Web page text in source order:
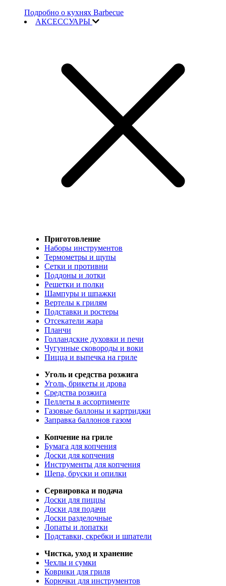
Подробно о кухнях Barbecue
АКСЕССУАРЫ
Приготовление
Наборы инструментов
Термометры и щупы
Сетки и противни
Поддоны и лотки
Решетки и полки
Шампуры и шпажки
Вертелы к грилям
Подставки и ростеры
Отсекатели жара
Планчи
Голландские духовки и печи
Чугунные сковороды и воки
Пицца и выпечка на гриле
Уголь и средства розжига
Уголь, брикеты и дрова
Средства розжига
Пеллеты в ассортименте
Газовые баллоны и картриджи
Заправка баллонов газом
Копчение на гриле
Бумага для копчения
Доски для копчения
Инструменты для копчения
Щепа, бруски и опилки
Сервировка и подача
Доски для пиццы
Доски для подачи
Доски разделочные
Лопаты и лопатки
Подставки, скребки и шпатели
Чистка, уход и хранение
Чехлы и сумки
Коврики для гриля
Корючки для инструментов